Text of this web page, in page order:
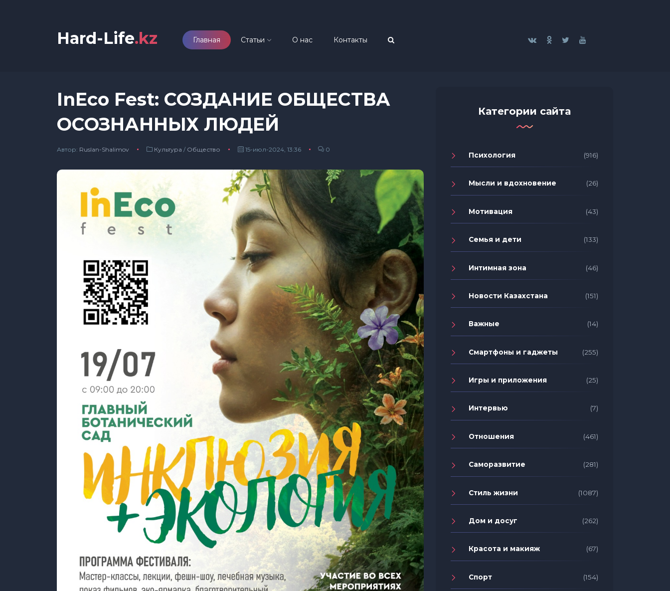
Hard-Life.kz Главная Статьи О нас Контакты
InEco Fest: СОЗДАНИЕ ОБЩЕСТВА
ОСОЗНАННЫХ ЛЮДЕЙ
Автор: Ruslan-Shalimov Культура / Общество 15-июл-2024, 13:36 0
Категории сайта
Психология (916)
Мысли и вдохновение (26)
Мотивация (43)
Семья и дети (133)
Интимная зона (46)
Новости Казахстана (151)
Важные (14)
Смартфоны и гаджеты (255)
Игры и приложения (25)
Интервью (7)
Отношения (461)
Саморазвитие (281)
Стиль жизни (1087)
Дом и досуг (262)
Красота и макияж (67)
Спорт (154)